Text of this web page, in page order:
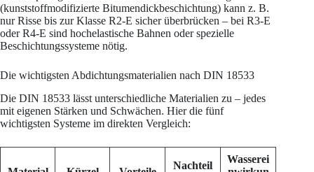
(kunststoffmodifizierte Bitumendickbeschichtung) kann z. B.
nur Risse bis zur Klasse R2-E sicher überbrücken – bei R3-E
oder R4-E sind hochelastische Bahnen oder spezielle
Beschichtungssysteme nötig.
Die wichtigsten Abdichtungsmaterialien nach DIN 18533
Die DIN 18533 lässt unterschiedliche Materialien zu – jedes
mit eigenen Stärken und Schwächen. Hier die fünf
wichtigsten Systeme im direkten Vergleich:
Nachteil
Wasserei